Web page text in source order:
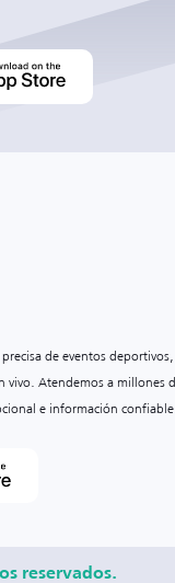
de eventos
vivo. Atendemos a millones
e información
reservados.